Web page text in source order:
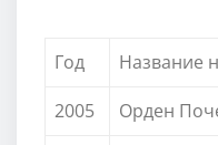
Год
Название
2005
Орден